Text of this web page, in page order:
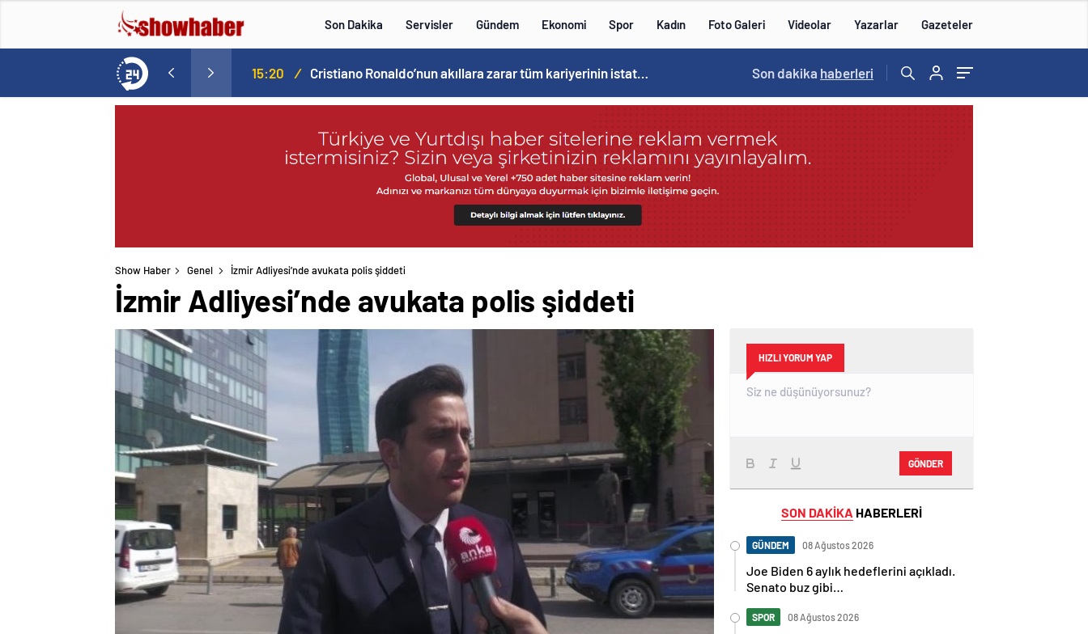
Son Dakika Servisler Gündem Ekonomi Spor Kadın Foto Galeri Videolar Yazarlar Gazeteler
Norweç silahlı kuvvetleri kadınlardan oluşan özel kuvvetler eğitimlerini başlattı. 15:20 / Cristiano Ronaldo’nun akıllara zarar tüm kariyerinin istatistiğini çıkardık ! 14:57 /
Son dakika haberleri
Show Haber Genel İzmir Adliyesi’nde avukata polis şiddeti
İzmir Adliyesi’nde avukata polis şiddeti
HIZLI YORUM YAP
GÖNDER
SON DAKİKA HABERLERİ
GÜNDEM 08 Ağustos 2026
Joe Biden 6 aylık hedeflerini açıkladı.
Senato buz gibi…
SPOR 08 Ağustos 2026